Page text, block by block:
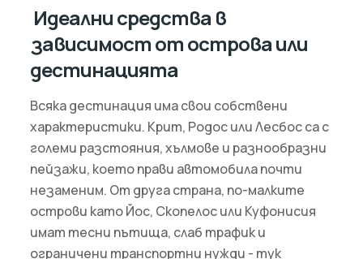
Идеални средства в
зависимост от острова или
дестинацията
Всяка дестинация има свои собствени
характеристики. Крит, Родос или Лесбос са с
големи разстояния, хълмове и разнообразни
пейзажи, което прави автомобила почти
незаменим. От друга страна, по-малките
острови като Йос, Скопелос или Куфонисия
имат тесни пътища, слаб трафик и
ограничени транспортни нужди - тук